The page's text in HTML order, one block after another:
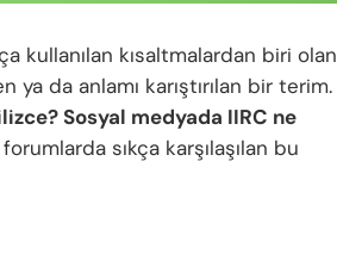
kullanılan kısaltmalardan biri olan
ya da anlamı karıştırılan bir terim.
Sosyal medyada IIRC ne
sıkça karşılaşılan bu